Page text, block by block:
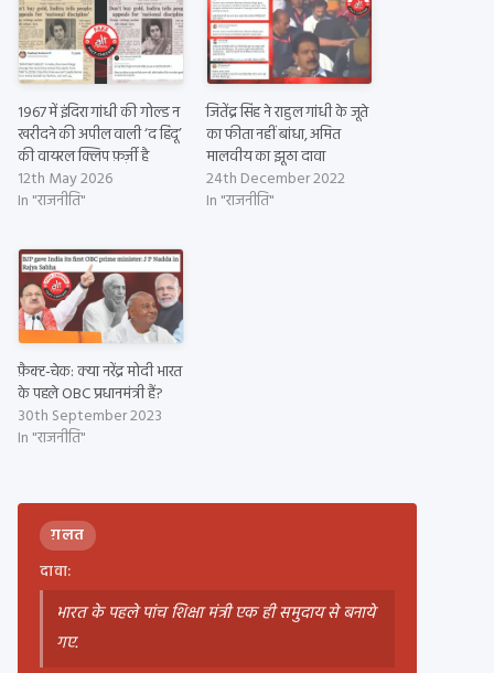
1967 में इंदिरा गांधी की गोल्ड न
खरीदने की अपील वाली ‘द हिंदू’
की वायरल क्लिप फ़र्ज़ी है
12th May 2026
In "राजनीति"
जितेंद्र सिंह ने राहुल गांधी के जूते
का फीता नहीं बांधा, अमित
मालवीय का झूठा दावा
24th December 2022
In "राजनीति"
फ़ैक्ट-चेक: क्या नरेंद्र मोदी भारत
के पहले OBC प्रधानमंत्री हैं?
30th September 2023
In "राजनीति"
ग़लत
दावा:
भारत के पहले पांच शिक्षा मंत्री एक ही समुदाय से बनाये
गए.